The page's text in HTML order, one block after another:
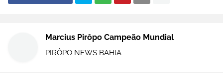
Marcius Pirôpo Campeão Mundial
PIRÔPO NEWS BAHIA